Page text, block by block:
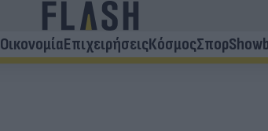
ΟικονομίαΕπιχειρήσειςΚόσμοςΣπορ